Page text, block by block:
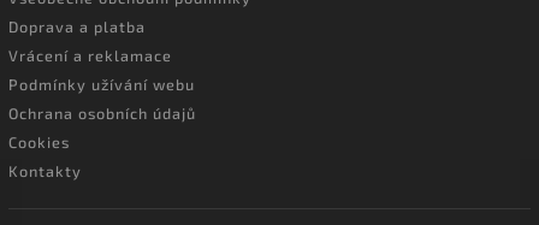
Doprava a platba
Vrácení a reklamace
Podmínky užívání webu
Ochrana osobních údajů
Cookies
Kontakty